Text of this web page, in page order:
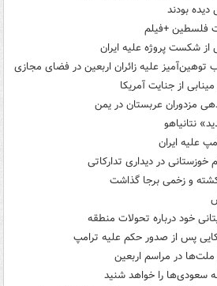
بودند
فلسطین +فیلم
شکست پروژه علیه ایران
علیه زائران اربعین در فضای مجازی
از جنایت آمریکا
مزدوران عربستان در یمن
نتانیاهو
علیه ایران
در دیداری تدارکاتی
و زخمی برجا گذاشت
خود درباره تحولات منطقه
پس از صدور حکم علیه ترامپ
در مراسم اربعین
سعودی‌ها را خواهد شنید